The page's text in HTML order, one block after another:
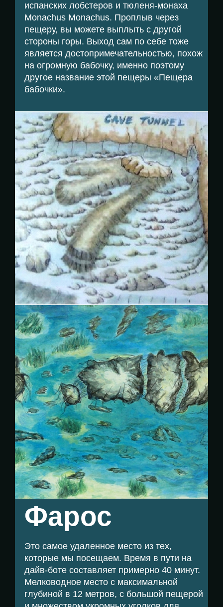
испанских лобстеров и тюленя-монаха
Monachus Monachus. Проплыв через
пещеру, вы можете выплыть с другой
стороны горы. Выход сам по себе тоже
является достопримечательностью, похож
на огромную бабочку, именно поэтому
другое название этой пещеры «Пещера
бабочки».
Фарос
Это самое удаленное место из тех,
которые мы посещаем. Время в пути на
дайв-боте составляет примерно 40 минут.
Мелководное место с максимальной
глубиной в 12 метров, с большой пещерой